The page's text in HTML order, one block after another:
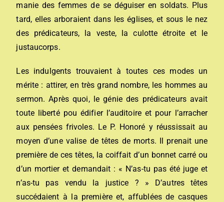
manie des femmes de se déguiser en soldats. Plus
tard, elles arboraient dans les églises, et sous le nez
des prédicateurs, la veste, la culotte étroite et le
justaucorps.
Les indulgents trouvaient à toutes ces modes un
mérite : attirer, en très grand nombre, les hommes au
sermon. Après quoi, le génie des prédicateurs avait
toute liberté pou édifier l’auditoire et pour l’arracher
aux pensées frivoles. Le P. Honoré y réussissait au
moyen d’une valise de têtes de morts. Il prenait une
première de ces têtes, la coiffait d’un bonnet carré ou
d’un mortier et demandait : « N’as-tu pas été juge et
n’as-tu pas vendu la justice ? » D’autres têtes
succédaient à la première et, affublées de casques